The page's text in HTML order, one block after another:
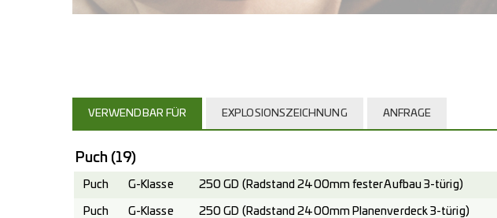
VERWENDBAR FÜR EXPLOSIONSZEICHNUNG ANFRAGE
Puch (19)
Puch G-Klasse 250 GD (Radstand 2400mm fester Aufbau 3-türig)
Puch G-Klasse 250 GD (Radstand 2400mm Planenverdeck 3-türig)